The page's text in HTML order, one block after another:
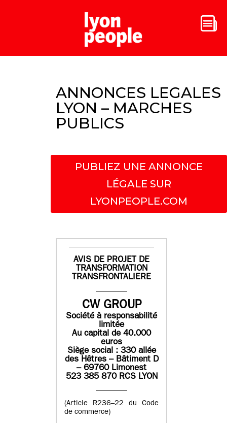
ANNONCES LEGALES
LYON – MARCHES
PUBLICS
PUBLIEZ UNE ANNONCE
LÉGALE SUR
LYONPEOPLE.COM
AVIS DE PROJET DE
TRANSFORMATION
TRANSFRONTALIERE
CW GROUP
Société à responsabilité
limitée
Au capital de 40.000
euros
Siège social : 330 allée
des Hêtres – Bâtiment D
– 69760 Limonest
523 385 870 RCS LYON
(Article R236–22 du Code
de commerce)